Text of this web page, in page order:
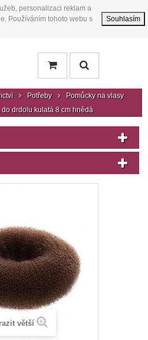
personalizaci reklam a
Používáním tohoto webu s
Souhlasím
Potřeby
Pomůcky na vlasy
do drdolu kulatá 8 cm hnědá
větší